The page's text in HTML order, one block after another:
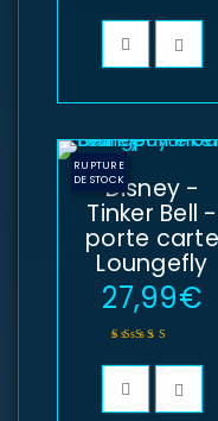
RUPTURE
DE STOCKDisney -
Tinker Bell -
porte carte
Loungefly
27,99€
Note5.00sur 5